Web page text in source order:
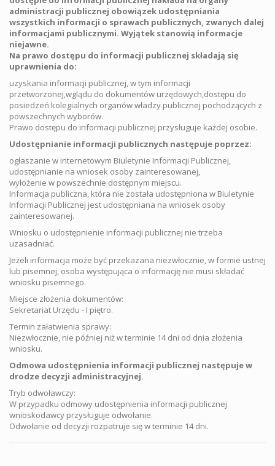
administracji publicznej obowiązek udostępniania
wszystkich informacji o sprawach publicznych, zwanych dalej
informacjami publicznymi. Wyjątek stanowią informacje
niejawne.
Na prawo dostępu do informacji publicznej składają się
uprawnienia do:
uzyskania informacji publicznej, w tym informacji
przetworzonej,wglądu do dokumentów urzędowych,dostępu do
posiedzeń kolegialnych organów władzy publicznej pochodzących z
powszechnych wyborów.
Prawo dostępu do informacji publicznej przysługuje każdej osobie.
Udostępnianie informacji publicznych następuje poprzez:
ogłaszanie w internetowym Biuletynie Informacji Publicznej,
udostępnianie na wniosek osoby zainteresowanej,
wyłożenie w powszechnie dostępnym miejscu.
Informacja publiczna, która nie została udostępniona w Biuletynie
Informacji Publicznej jest udostępniana na wniosek osoby
zainteresowanej.
Wniosku o udostępnienie informacji publicznej nie trzeba
uzasadniać.
Jeżeli informacja może być przekazana niezwłocznie, w formie ustnej
lub pisemnej, osoba występująca o informację nie musi składać
wniosku pisemnego.
Miejsce złożenia dokumentów:
Sekretariat Urzędu - I piętro.
Termin załatwienia sprawy:
Niezwłocznie, nie później niż w terminie 14 dni od dnia złożenia
wniosku.
Odmowa udostępnienia informacji publicznej następuje w
drodze decyzji administracyjnej.
Tryb odwoławczy:
W przypadku odmowy udostępnienia informacji publicznej
wnioskodawcy przysługuje odwołanie.
Odwołanie od decyzji rozpatruje się w terminie 14 dni.